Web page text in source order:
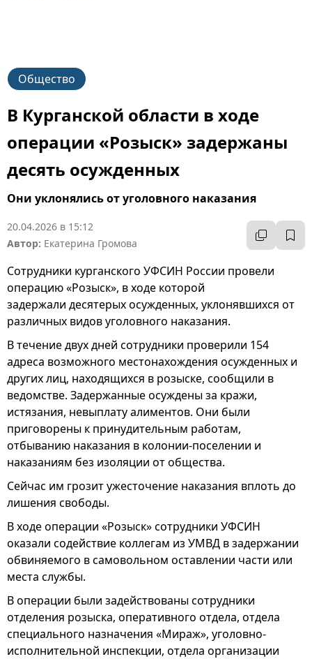
Общество
В Курганской области в ходе
операции «Розыск» задержаны
десять осужденных
Они уклонялись от уголовного наказания
20.04.2026 в 15:12
Автор: Екатерина Громова
Сотрудники курганского УФСИН России провели
операцию «Розыск», в ходе которой
задержали десятерых осужденных, уклонявшихся от
различных видов уголовного наказания.
В течение двух дней сотрудники проверили 154
адреса возможного местонахождения осужденных и
других лиц, находящихся в розыске, сообщили в
ведомстве. Задержанные осуждены за кражи,
истязания, невыплату алиментов. Они были
приговорены к принудительным работам,
отбыванию наказания в колонии-поселении и
наказаниям без изоляции от общества.
Сейчас им грозит ужесточение наказания вплоть до
лишения свободы.
В ходе операции «Розыск» сотрудники УФСИН
оказали содействие коллегам из УМВД в задержании
обвиняемого в самовольном оставлении части или
места службы.
В операции были задействованы сотрудники
отделения розыска, оперативного отдела, отдела
специального назначения «Мираж», уголовно-
исполнительной инспекции, отдела организации